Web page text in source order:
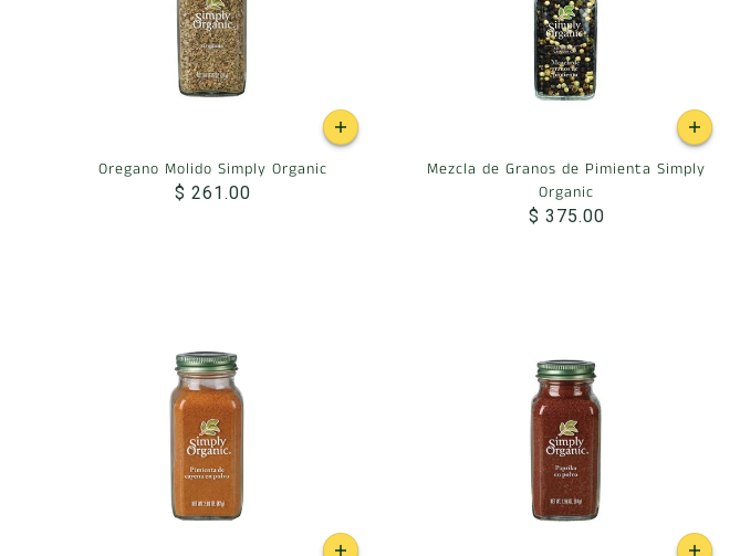
Oregano Molido Simply Organic
$ 261.00
Mezcla de Granos de Pimienta Simply
Organic
$ 375.00